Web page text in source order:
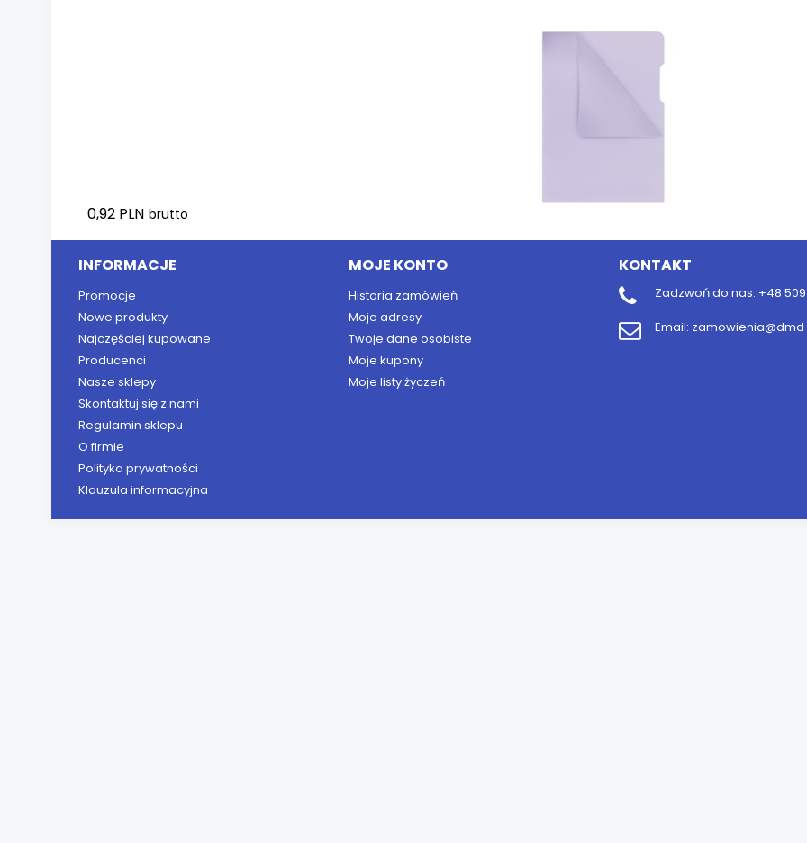
0,92 PLN brutto
INFORMACJE
Promocje
Nowe produkty
Najczęściej kupowane
Producenci
Nasze sklepy
Skontaktuj się z nami
Regulamin sklepu
O firmie
Polityka prywatności
Klauzula informacyjna
MOJE KONTO
Historia zamówień
Moje adresy
Twoje dane osobiste
Moje kupony
Moje listy życzeń
KONTAKT
Zadzwoń do nas: +48 509
Email: